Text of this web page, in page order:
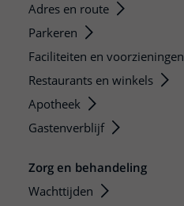
Adres en route
Parkeren
Faciliteiten en voorzieningen
Restaurants en winkels
Apotheek
Gastenverblijf
Zorg en behandeling
Wachttijden